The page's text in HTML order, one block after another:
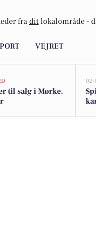
fra dit lokalområde -
VEJRET
til salg i Mørke.
02-